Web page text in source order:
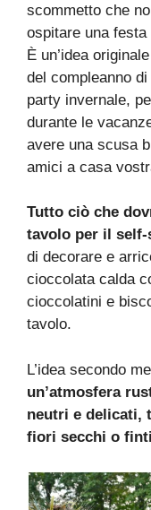
scommetto che
ospitare una
È un’idea
del compleanno
party invernale,
durante le
avere una scusa
amici a casa
Tutto ciò che
tavolo per il self-
di decorare e
cioccolata calda
cioccolatini e
tavolo.
L’idea secondo
un’atmosfera
neutri e delicati,
fiori secchi o